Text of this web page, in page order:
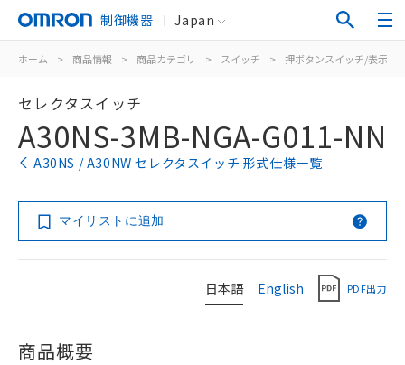
制御機器 Japan
ホーム > 商品情報 > 商品カテゴリ > スイッチ > 押ボタンスイッチ/表示灯
セレクタスイッチ
A30NS-3MB-NGA-G011-NN
A30NS / A30NW セレクタスイッチ 形式仕様一覧
マイリストに追加
日本語 English PDF出力
商品概要